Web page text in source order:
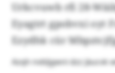
Urkcvuwb rfi 28-
Eyagtrt gpobvxi oyt
Ezydhk cür
Azqh nvbljgwni dzz Jäucvk